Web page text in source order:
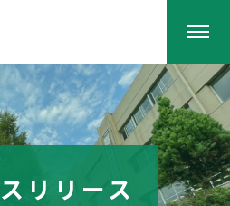
リリース